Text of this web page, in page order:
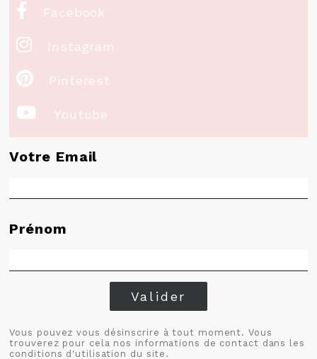
 Facebook
 Instagram
 Pinterest
 Youtube
Votre Email
Prénom
Valider
Vous pouvez vous désinscrire à tout moment. Vous
trouverez pour cela nos informations de contact dans les
conditions d'utilisation du site.